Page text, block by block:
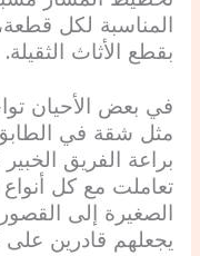
المناسبة لكل
بقطع الأثاث الثقيلة.
في بعض الأحيان
مثل شقة في
براعة الفريق
تعاملت مع كل
الصغيرة إلى
يجعلهم قادرين على